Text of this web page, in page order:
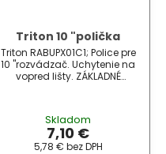
Triton 10 "polička
Triton RABUPX01C1; Police pre
10 "rozvádzač. Uchytenie na
vopred lišty. ZÁKLADNÉ
Skladom
7,10 €
5,78 € bez DPH